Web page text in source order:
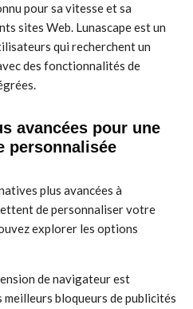
pour sa vitesse et sa
sites Web. Lunascape est un
qui recherchent un
des fonctionnalités de
avancées pour une
personnalisée
plus avancées à
de personnaliser votre
explorer les options
de navigateur est
meilleurs bloqueurs de publicités